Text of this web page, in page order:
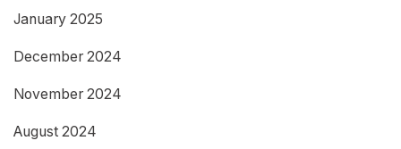
January 2025
December 2024
November 2024
August 2024